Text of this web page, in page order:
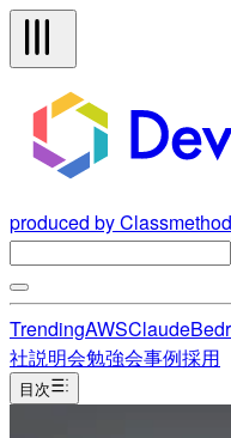
produced by Classmethod
TrendingAWSClaude
社説明会勉強会事例採用
目次